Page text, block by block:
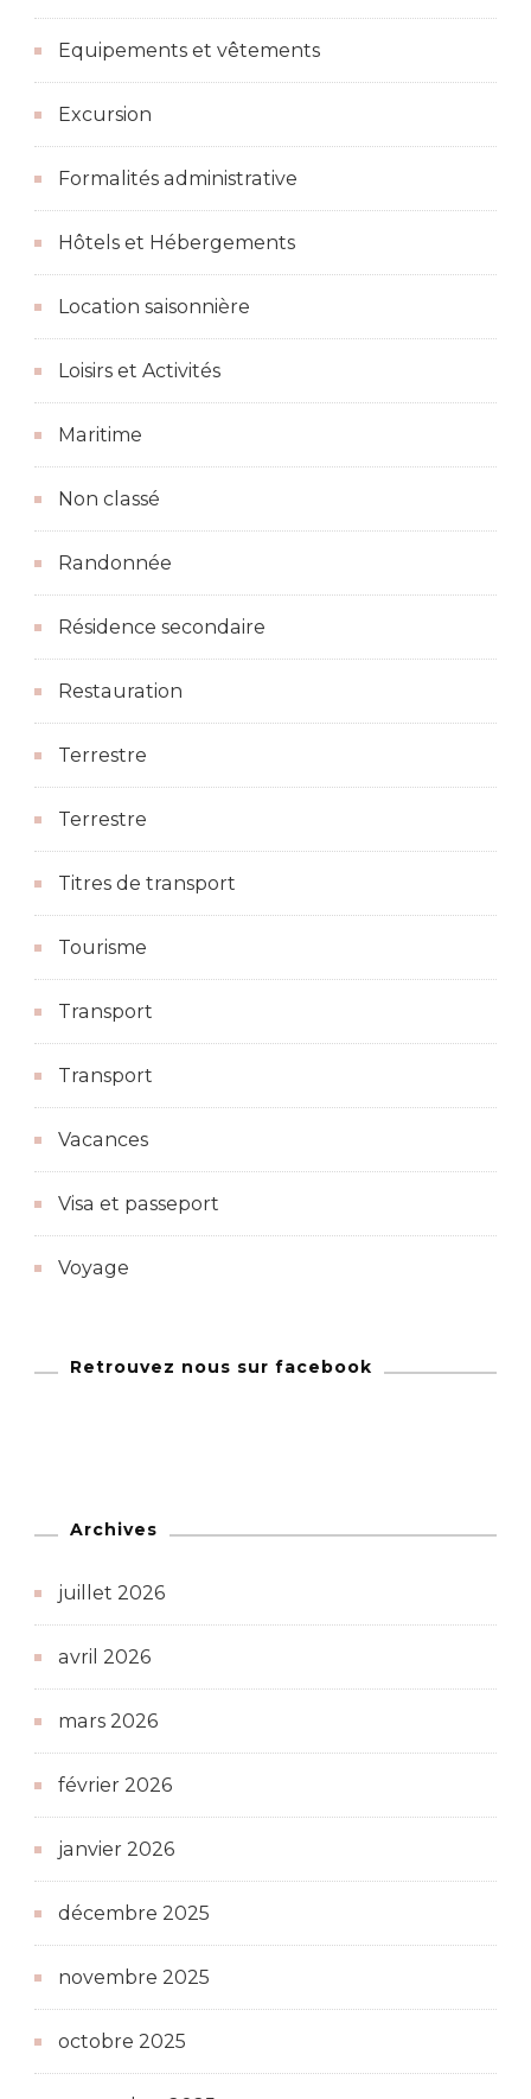
Equipements et vêtements
Excursion
Formalités administrative
Hôtels et Hébergements
Location saisonnière
Loisirs et Activités
Maritime
Non classé
Randonnée
Résidence secondaire
Restauration
Terrestre
Terrestre
Titres de transport
Tourisme
Transport
Transport
Vacances
Visa et passeport
Voyage
Retrouvez nous sur facebook
Archives
juillet 2026
avril 2026
mars 2026
février 2026
janvier 2026
décembre 2025
novembre 2025
octobre 2025